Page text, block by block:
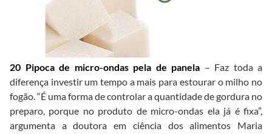
20 Pipoca de micro-ondas pela de panela – Faz toda a
diferença investir um tempo a mais para estourar o milho no
fogão. “É uma forma de controlar a quantidade de gordura no
preparo, porque no produto de micro-ondas ela já é fixa”,
argumenta a doutora em ciência dos alimentos Maria